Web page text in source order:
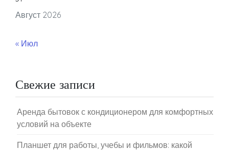
Август 2026
« Июл
Свежие записи
Аренда бытовок с кондиционером для комфортных
условий на объекте
Планшет для работы, учебы и фильмов: какой